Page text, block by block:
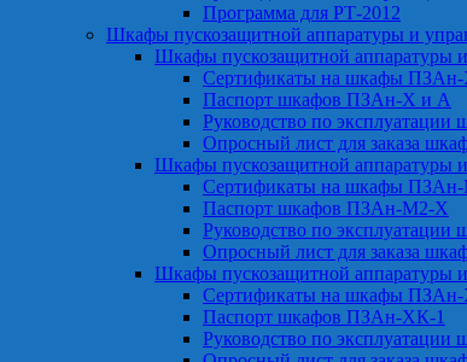
Программа для РТ-2012
Шкафы пускозащитной аппаратуры и
Шкафы пускозащитной аппаратуры
Сертификаты на шкафы
Паспорт шкафов ПЗАн-Х и А
Руководство по
Опросный лист для заказа
Шкафы пускозащитной аппаратуры
Сертификаты на шкафы
Паспорт шкафов ПЗАн-М2-Х
Руководство по
Опросный лист для заказа
Шкафы пускозащитной аппаратуры
Сертификаты на шкафы
Паспорт шкафов ПЗАн-ХК-1
Руководство по